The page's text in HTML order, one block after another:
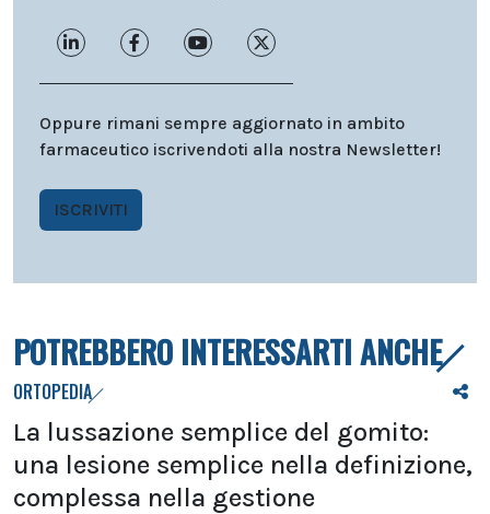
Oppure rimani sempre aggiornato in ambito
farmaceutico iscrivendoti alla nostra Newsletter!
ISCRIVITI
POTREBBERO INTERESSARTI ANCHE
ORTOPEDIA
La lussazione semplice del gomito:
una lesione semplice nella definizione,
complessa nella gestione